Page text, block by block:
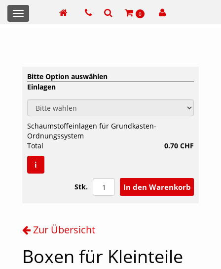
0
Toggle
navigation
Bitte Option auswählen
Einlagen
Schaumstoffeinlagen für Grundkasten-
Ordnungssystem
Total
0.70 CHF
Stk.
i
Zur Übersicht
Boxen für Kleinteile